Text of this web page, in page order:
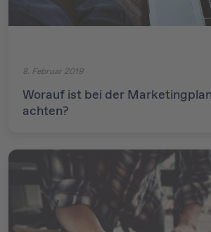
8. Februar 2019
Worauf ist bei der
achten?